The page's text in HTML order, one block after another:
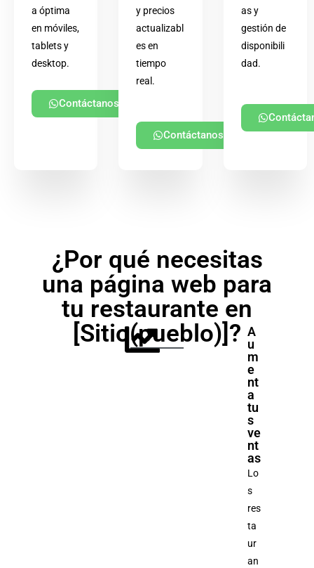
a óptima
en móviles,
tablets y
desktop.
Contáctanos
y precios
actualizabl
es en
tiempo
real.
Contáctanos
as y
gestión de
disponibili
dad.
¿Por qué necesitas
una página web para
tu restaurante en
[Sitio(pueblo)]? A
u
m
e
nt
a
tu
s
ve
nt
as
Lo
s
res
ta
ur
an